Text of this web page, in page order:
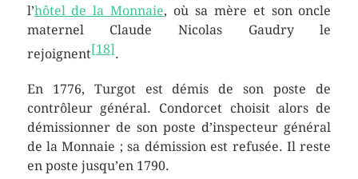
l’hôtel de la Monnaie, où sa mère et son oncle
maternel Claude Nicolas Gaudry le
rejoignent[18].
En 1776, Turgot est démis de son poste de
contrôleur général. Condorcet choisit alors de
démissionner de son poste d’inspecteur général
de la Monnaie ; sa démission est refusée. Il reste
en poste jusqu’en 1790.